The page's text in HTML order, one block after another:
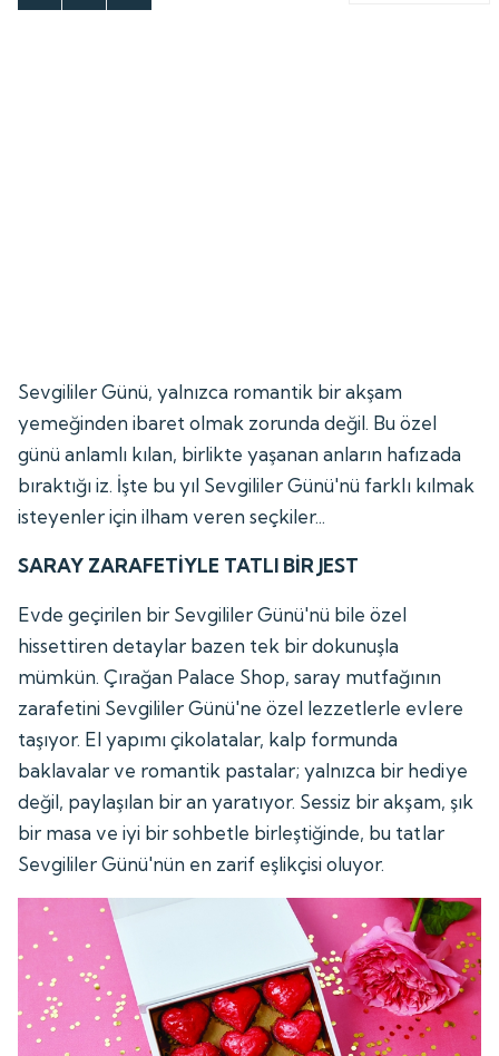
Sevgililer Günü, yalnızca romantik bir akşam
yemeğinden ibaret olmak zorunda değil. Bu özel
günü anlamlı kılan, birlikte yaşanan anların hafızada
bıraktığı iz. İşte bu yıl Sevgililer Günü'nü farklı kılmak
isteyenler için ilham veren seçkiler...
SARAY ZARAFETİYLE TATLI BİR JEST
Evde geçirilen bir Sevgililer Günü'nü bile özel
hissettiren detaylar bazen tek bir dokunuşla
mümkün. Çırağan Palace Shop, saray mutfağının
zarafetini Sevgililer Günü'ne özel lezzetlerle evlere
taşıyor. El yapımı çikolatalar, kalp formunda
baklavalar ve romantik pastalar; yalnızca bir hediye
değil, paylaşılan bir an yaratıyor. Sessiz bir akşam, şık
bir masa ve iyi bir sohbetle birleştiğinde, bu tatlar
Sevgililer Günü'nün en zarif eşlikçisi oluyor.